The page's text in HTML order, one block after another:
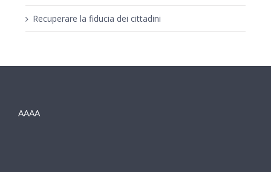
Recuperare la fiducia dei cittadini
AAAA